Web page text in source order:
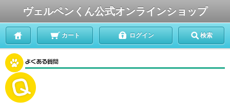
ヴェルペンくん公式オンラインショップ
カート ログイン 検索